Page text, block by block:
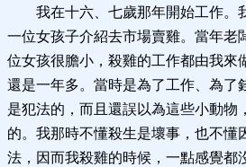
我在十六、七歲那年開始工作。
一位女孩子介紹去市場賣雞。當年老
位女孩很膽小，殺雞的工作都由我來
還是一年多。當時是為了工作、為了
是犯法的，而且還誤以為這些小動物
的。我那時不懂殺生是壞事，也不懂
法，因而我殺雞的時候，一點感覺都